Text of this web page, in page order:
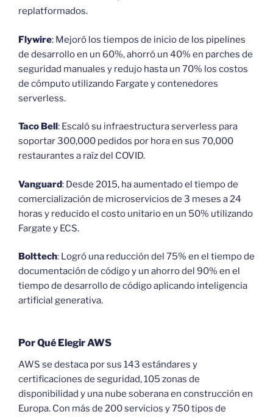
replatformados.
Flywire: Mejoró los tiempos de inicio de los pipelines
de desarrollo en un 60%, ahorró un 40% en parches de
seguridad manuales y redujo hasta un 70% los costos
de cómputo utilizando Fargate y contenedores
serverless.
Taco Bell: Escaló su infraestructura serverless para
soportar 300,000 pedidos por hora en sus 70,000
restaurantes a raíz del COVID.
Vanguard: Desde 2015, ha aumentado el tiempo de
comercialización de microservicios de 3 meses a 24
horas y reducido el costo unitario en un 50% utilizando
Fargate y ECS.
Bolttech: Logró una reducción del 75% en el tiempo de
documentación de código y un ahorro del 90% en el
tiempo de desarrollo de código aplicando inteligencia
artificial generativa.
Por Qué Elegir AWS
AWS se destaca por sus 143 estándares y
certificaciones de seguridad, 105 zonas de
disponibilidad y una nube soberana en construcción en
Europa. Con más de 200 servicios y 750 tipos de